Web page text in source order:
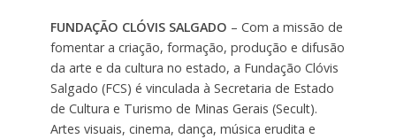
FUNDAÇÃO CLÓVIS SALGADO – Com a missão de
fomentar a criação, formação, produção e difusão
da arte e da cultura no estado, a Fundação Clóvis
Salgado (FCS) é vinculada à Secretaria de Estado
de Cultura e Turismo de Minas Gerais (Secult).
Artes visuais, cinema, dança, música erudita e